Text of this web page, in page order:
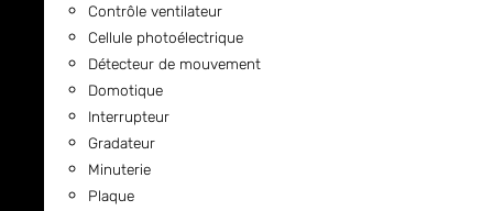
Contrôle ventilateur
Cellule photoélectrique
Détecteur de mouvement
Domotique
Interrupteur
Gradateur
Minuterie
Plaque